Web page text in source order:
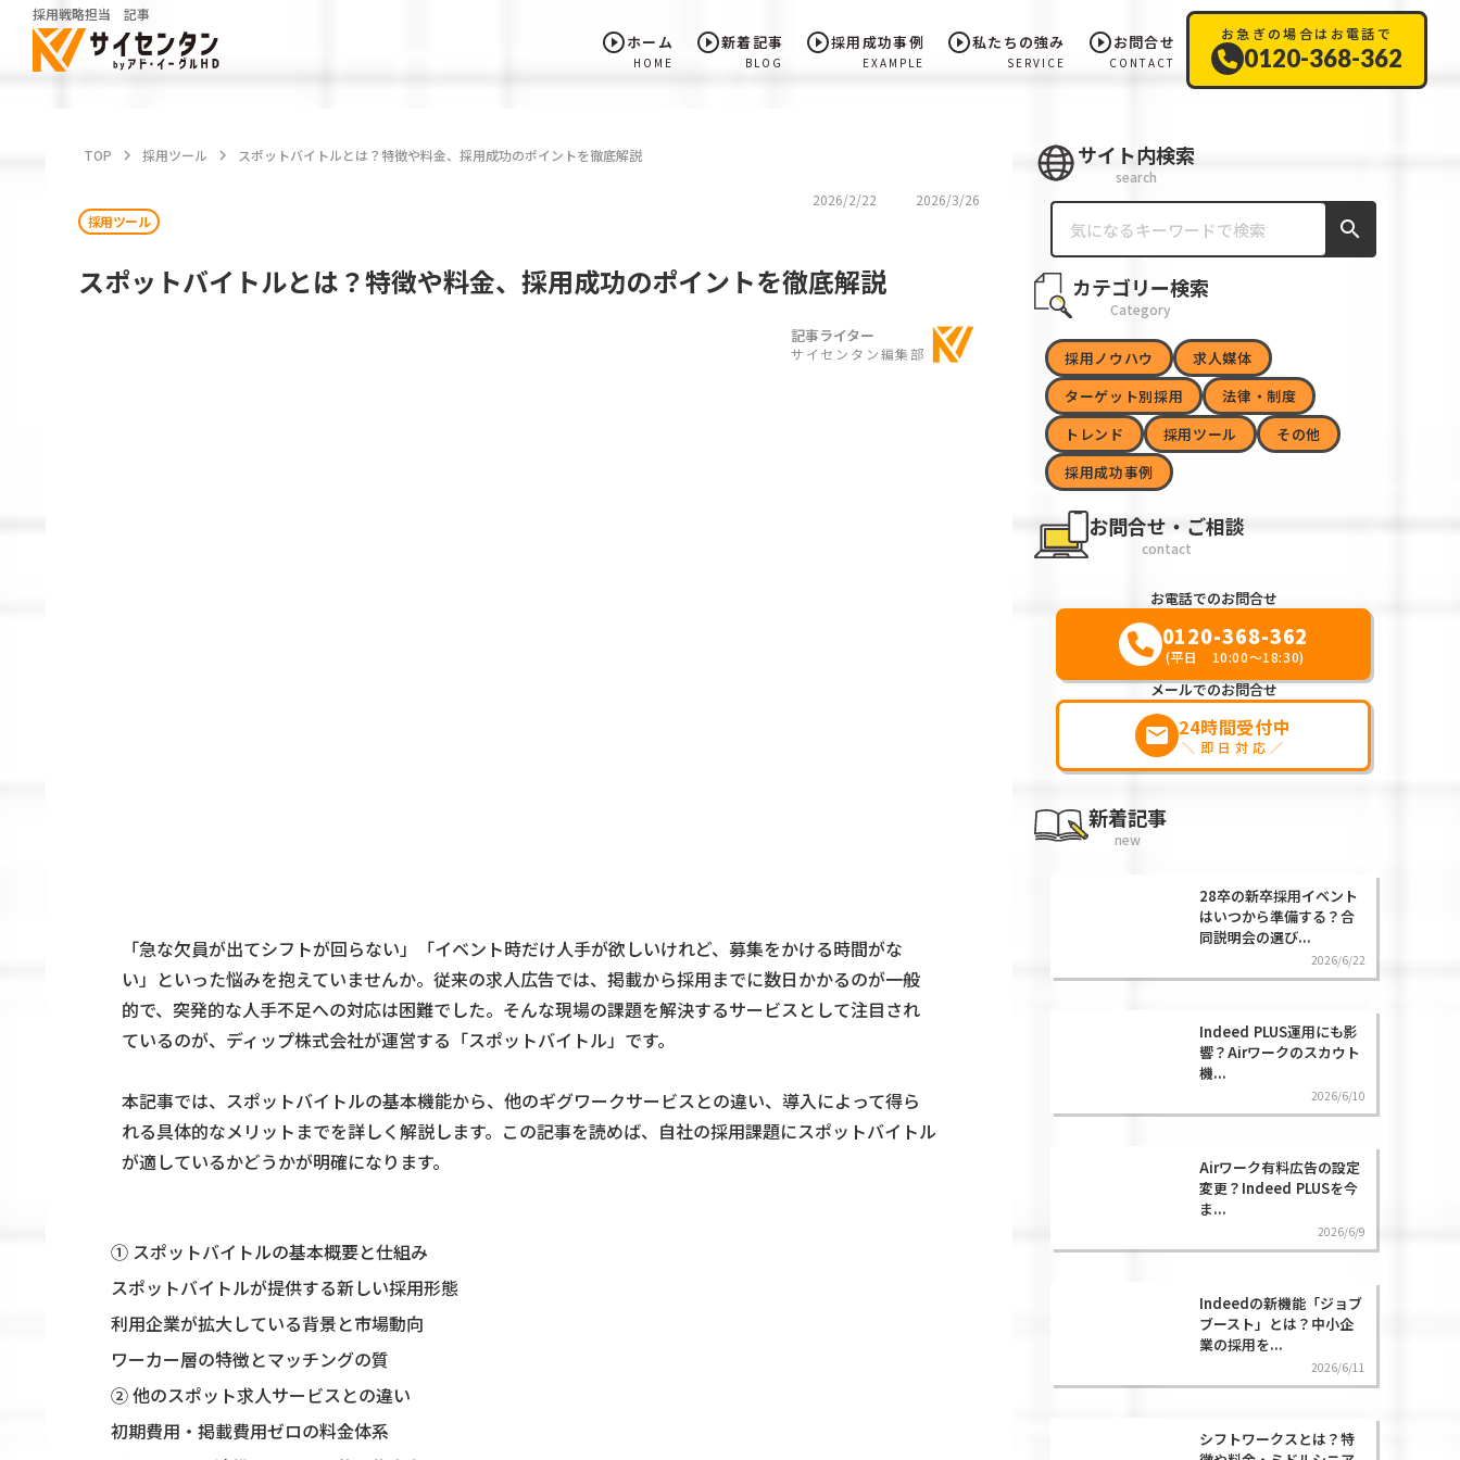
play_circle_outlineホーム
HOME
play_circle_outline新着記事
BLOG
play_circle_outline採用成功事例
EXAMPLE
play_circle_outline私たちの強み
SERVICE
play_circle_outlineお問合せ
CONTACT
お急ぎの場合はお電話で
0120-368-362
TOP keyboard_arrow_right 採用ツール keyboard_arrow_right スポットバイトルとは？特徴や料金、採用成功のポイントを徹底解説
2026/2/22
2026/3/26
採用ツール
スポットバイトルとは？特徴や料金、採用成功のポイントを徹底解説
記事ライター
サイセンタン編集部
「急な欠員が出てシフトが回らない」「イベント時だけ人手が欲しいけれど、募集をかける時間がな
い」といった悩みを抱えていませんか。従来の求人広告では、掲載から採用までに数日かかるのが一般
的で、突発的な人手不足への対応は困難でした。そんな現場の課題を解決するサービスとして注目され
ているのが、ディップ株式会社が運営する「スポットバイトル」です。
本記事では、スポットバイトルの基本機能から、他のギグワークサービスとの違い、導入によって得ら
れる具体的なメリットまでを詳しく解説します。この記事を読めば、自社の採用課題にスポットバイトル
が適しているかどうかが明確になります。
① スポットバイトルの基本概要と仕組み
スポットバイトルが提供する新しい採用形態
利用企業が拡大している背景と市場動向
ワーカー層の特徴とマッチングの質
② 他のスポット求人サービスとの違い
初期費用・掲載費用ゼロの料金体系
サイト内検索
search
search
カテゴリー検索
Category
採用ノウハウ
求人媒体
ターゲット別採用
法律・制度
トレンド
採用ツール
その他
採用成功事例
お問合せ・ご相談
contact
お電話でのお問合せ
0120-368-362
(平日 10:00～18:30)
メールでのお問合せ
markunread 24時間受付中
＼即日対応／
新着記事
new
28卒の新卒採用イベント
はいつから準備する？合
同説明会の選び...
2026/6/22
Indeed PLUS運用にも影
響？Airワークのスカウト
機...
2026/6/10
Airワーク有料広告の設定
変更？Indeed PLUSを今
ま...
2026/6/9
Indeedの新機能「ジョブ
ブースト」とは？中小企
業の採用を...
2026/6/11
シフトワークスとは？特
採用戦略担当 記事